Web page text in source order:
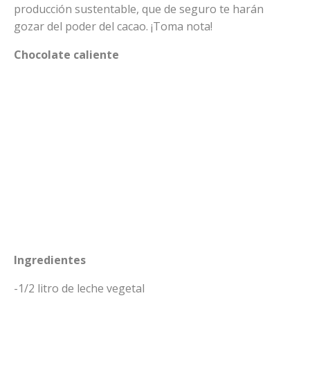
producción sustentable, que de seguro te harán
gozar del poder del cacao. ¡Toma nota!
Chocolate caliente
Ingredientes
-1/2 litro de leche vegetal